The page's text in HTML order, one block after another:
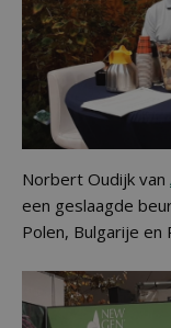
Norbert Oudijk van
een geslaagde
Polen, Bulgarije en